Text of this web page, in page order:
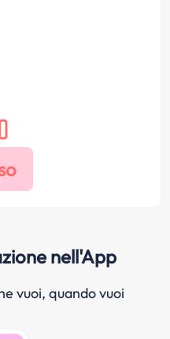
nell'App
vuoi, quando vuoi